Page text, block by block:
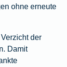
ohne erneute
der
Damit